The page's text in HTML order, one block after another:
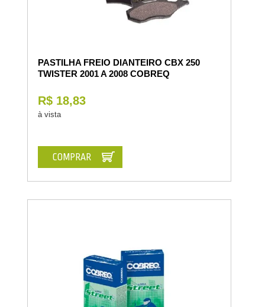
PASTILHA FREIO DIANTEIRO CBX 250
TWISTER 2001 A 2008 COBREQ
R$ 18,83
à vista
COMPRAR